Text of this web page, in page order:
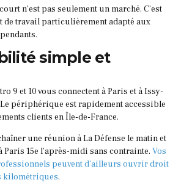
n’est pas seulement un marché. C’est
de travail particulièrement adapté aux
simple et
9 et 10 vous connectent à Paris et à Issy-
périphérique est rapidement accessible
clients en Île-de-France.
une réunion à La Défense le matin et
Paris 15e l’après-midi sans contrainte. Vos
peuvent d’ailleurs ouvrir droit
kilométriques.